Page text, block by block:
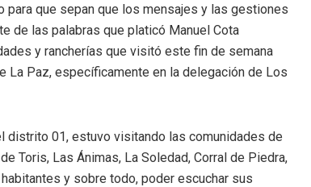
que sepan que los mensajes y las gestiones
de las palabras que platicó Manuel Cota
y rancherías que visitó este fin de semana
La Paz, específicamente en la delegación de Los
distrito 01, estuvo visitando las comunidades de
Toris, Las Ánimas, La Soledad, Corral de Piedra,
y sobre todo, poder escuchar sus